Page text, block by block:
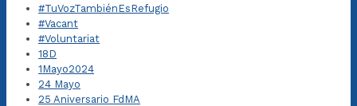
#TuVozTambiénEsRefugio
#Vacant
#Voluntariat
18D
1Mayo2024
24 Mayo
25 Aniversario FdMA